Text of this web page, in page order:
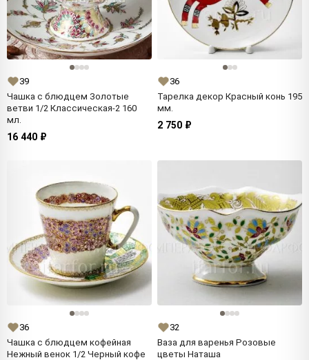
39
Чашка с блюдцем Золотые
ветви 1/2 Классическая-2 160
мл.
16 440 ₽
36
Тарелка декор Красный конь 195
мм.
2 750 ₽
36
Чашка с блюдцем кофейная
Нежный венок 1/2 Черный кофе
32
Ваза для варенья Розовые
цветы Наташа